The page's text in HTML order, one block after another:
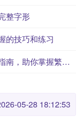
整字形
的技巧和练习
阳的繁体字怎么写？这份阳字繁体书写指南，助你掌握繁体字书写技巧 | 陽
05-28 18:12:53